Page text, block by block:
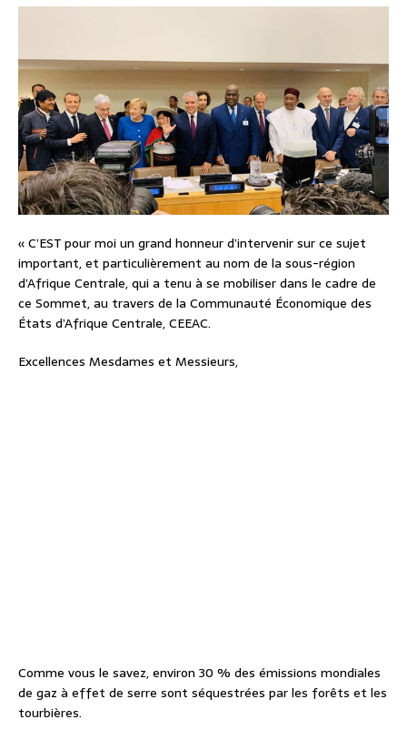
« C’EST pour moi un grand honneur d’intervenir sur ce sujet
important, et particulièrement au nom de la sous-région
d’Afrique Centrale, qui a tenu à se mobiliser dans le cadre de
ce Sommet, au travers de la Communauté Économique des
États d’Afrique Centrale, CEEAC.
Excellences Mesdames et Messieurs,
Comme vous le savez, environ 30 % des émissions mondiales
de gaz à effet de serre sont séquestrées par les forêts et les
tourbières.